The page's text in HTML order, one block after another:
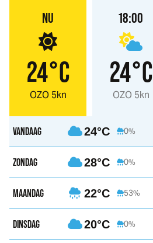
NU
24°C
OZO 5kn
18:00
24°C
OZO 5kn
VANDAAG 24°C 0%
ZONDAG 28°C 0%
MAANDAG 22°C 53%
DINSDAG 20°C 0%